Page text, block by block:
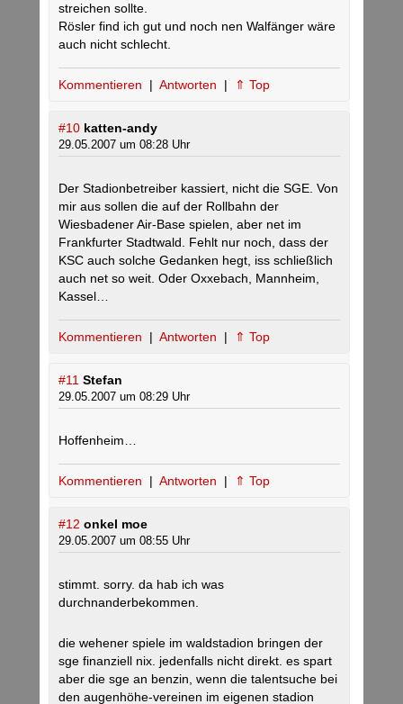
streichen sollte.
Rösler find ich gut und noch nen Walfänger wäre
auch nicht schlecht.
Kommentieren | Antworten | ⇑ Top
#10 katten-andy
29.05.2007 um 08:28 Uhr
Der Stadionbetreiber kassiert, nicht die SGE. Von
mir aus sollen die auf der Rollbahn der
Wiesbadener Air-Base spielen, aber net im
Frankfurter Stadtwald. Fehlt nur noch, dass der
KSC auch solche Gedanken hegt, iss schließlich
auch net so weit. Oder Oxxebach, Mannheim,
Kassel…
Kommentieren | Antworten | ⇑ Top
#11 Stefan
29.05.2007 um 08:29 Uhr
Hoffenheim…
Kommentieren | Antworten | ⇑ Top
#12 onkel moe
29.05.2007 um 08:55 Uhr
stimmt. sorry. da hab ich was
durchnanderbekommen.
die wehener spiele im waldstadion bringen der
sge finanziell nix. jedenfalls nicht direkt. es spart
aber die sge an benzin, wenn die talentsuche bei
den augenhöhe-vereinen im eigenen stadion